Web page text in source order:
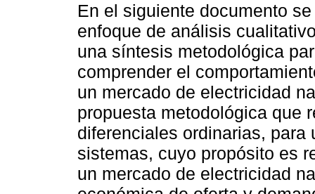
En el siguiente documento
enfoque de análisis
una síntesis metodológica
comprender el
un mercado de electricidad
propuesta metodológica que
diferenciales ordinarias,
sistemas, cuyo propósito es
un mercado de electricidad